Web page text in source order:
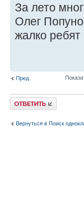
За лето
Олег
жалко
Пред.
Ответить
Вернуться в Поиск